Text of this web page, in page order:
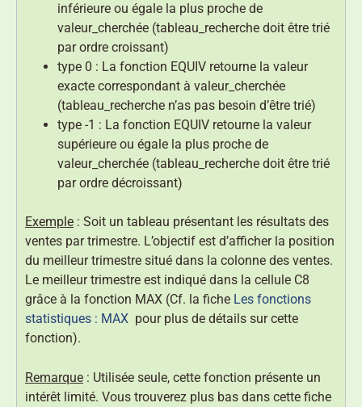
inférieure ou égale la plus proche de
valeur_cherchée (tableau_recherche doit être trié
par ordre croissant)
type 0 : La fonction EQUIV retourne la valeur
exacte correspondant à valeur_cherchée
(tableau_recherche n’as pas besoin d’être trié)
type -1 : La fonction EQUIV retourne la valeur
supérieure ou égale la plus proche de
valeur_cherchée (tableau_recherche doit être trié
par ordre décroissant)
Exemple : Soit un tableau présentant les résultats des
ventes par trimestre. L’objectif est d’afficher la position
du meilleur trimestre situé dans la colonne des ventes.
Le meilleur trimestre est indiqué dans la cellule C8
grâce à la fonction MAX (Cf. la fiche Les fonctions
statistiques : MAX pour plus de détails sur cette
fonction).
Remarque : Utilisée seule, cette fonction présente un
intérêt limité. Vous trouverez plus bas dans cette fiche